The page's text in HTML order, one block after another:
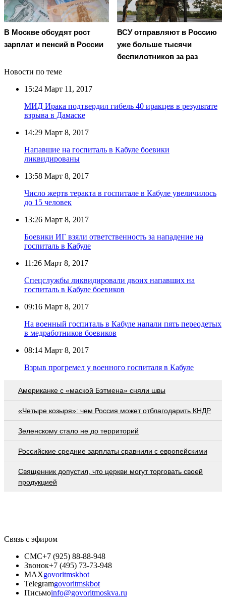
В Москве обсудят рост
зарплат и пенсий в России
ВСУ отправляют в Россию
уже больше тысячи
беспилотников за раз
Новости по теме
15:24 Март 11, 2017
МИД Ирака подтвердил гибель 40 иракцев в результате
взрыва в Дамаске
14:29 Март 8, 2017
Напавшие на госпиталь в Кабуле боевики
ликвидированы
13:58 Март 8, 2017
Число жертв теракта в госпитале в Кабуле увеличилось
до 15 человек
13:26 Март 8, 2017
Боевики ИГ взяли ответственность за нападение на
госпиталь в Кабуле
11:26 Март 8, 2017
Спецслужбы ликвидировали двоих напавших на
госпиталь в Кабуле боевиков
09:16 Март 8, 2017
На военный госпиталь в Кабуле напали пять переодетых
в медработников боевиков
08:14 Март 8, 2017
Взрыв прогремел у военного госпиталя в Кабуле
Американке с «маской Бэтмена» сняли швы
«Четыре козыря»: чем Россия может отблагодарить КНДР
Зеленскому стало не до территорий
Российские средние зарплаты сравнили с европейскими
Священник допустил, что церкви могут торговать своей
продукцией
Связь с эфиром
СМС+7 (925) 88-88-948
Звонок+7 (495) 73-73-948
MAXgovoritmskbot
Telegramgovoritmskbot
Письмоinfo@govoritmoskva.ru